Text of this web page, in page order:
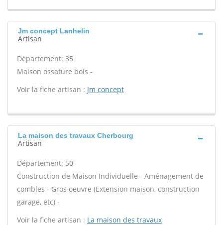
Jm concept Lanhelin
Artisan
Département: 35
Maison ossature bois -
Voir la fiche artisan : Jm concept
La maison des travaux Cherbourg
Artisan
Département: 50
Construction de Maison Individuelle - Aménagement de
combles - Gros oeuvre (Extension maison, construction
garage, etc) -
Voir la fiche artisan : La maison des travaux